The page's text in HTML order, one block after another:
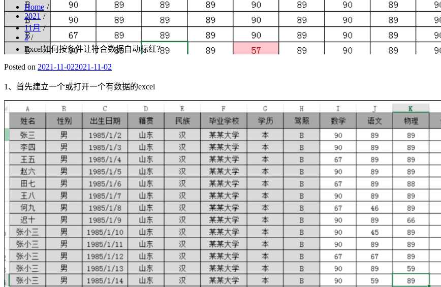
Home
2021
11月
2
Excel如何按条件让符合数据自动标红？
Posted on 2021-11-022021-11-02
1、首先建立一个或打开一个有数据的excel